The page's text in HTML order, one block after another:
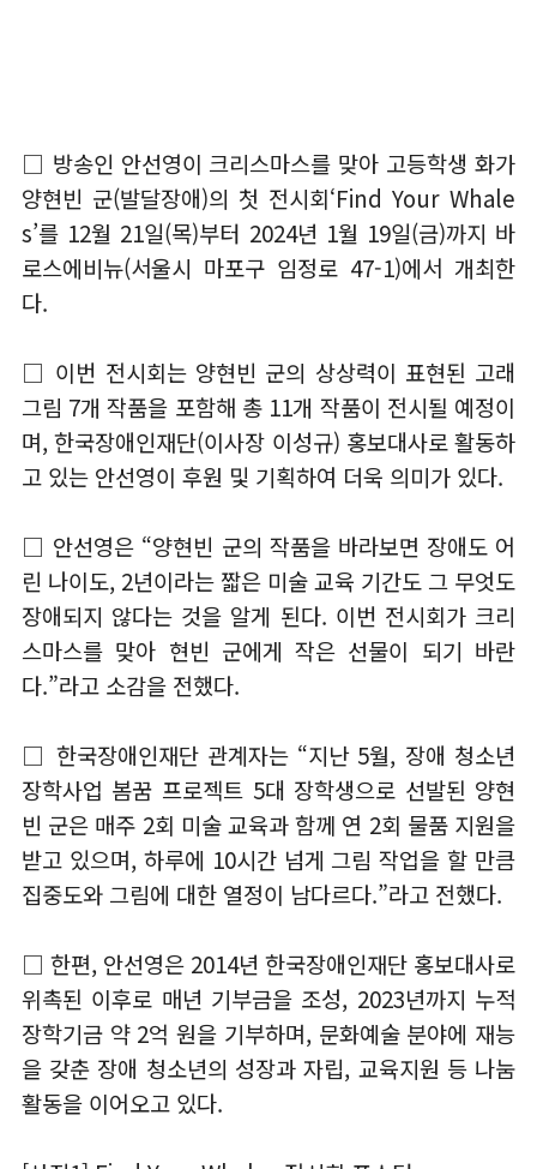
□ 방송인 안선영이 크리스마스를 맞아 고등학생 화가
양현빈 군(발달장애)의 첫 전시회‘Find Your Whale
s’를 12월 21일(목)부터 2024년 1월 19일(금)까지 바
로스에비뉴(서울시 마포구 임정로 47-1)에서 개최한
다.
□ 이번 전시회는 양현빈 군의 상상력이 표현된 고래
그림 7개 작품을 포함해 총 11개 작품이 전시될 예정이
며, 한국장애인재단(이사장 이성규) 홍보대사로 활동하
고 있는 안선영이 후원 및 기획하여 더욱 의미가 있다.
□ 안선영은 “양현빈 군의 작품을 바라보면 장애도 어
린 나이도, 2년이라는 짧은 미술 교육 기간도 그 무엇도
장애되지 않다는 것을 알게 된다. 이번 전시회가 크리
스마스를 맞아 현빈 군에게 작은 선물이 되기 바란
다.”라고 소감을 전했다.
□ 한국장애인재단 관계자는 “지난 5월, 장애 청소년
장학사업 봄꿈 프로젝트 5대 장학생으로 선발된 양현
빈 군은 매주 2회 미술 교육과 함께 연 2회 물품 지원을
받고 있으며, 하루에 10시간 넘게 그림 작업을 할 만큼
집중도와 그림에 대한 열정이 남다르다.”라고 전했다.
□ 한편, 안선영은 2014년 한국장애인재단 홍보대사로
위촉된 이후로 매년 기부금을 조성, 2023년까지 누적
장학기금 약 2억 원을 기부하며, 문화예술 분야에 재능
을 갖춘 장애 청소년의 성장과 자립, 교육지원 등 나눔
활동을 이어오고 있다.